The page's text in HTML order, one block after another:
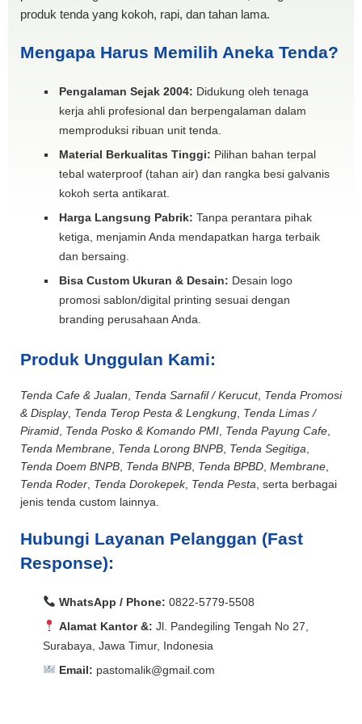
produk tenda yang kokoh, rapi, dan tahan lama.
Mengapa Harus Memilih Aneka Tenda?
Pengalaman Sejak 2004: Didukung oleh tenaga
kerja ahli profesional dan berpengalaman dalam
memproduksi ribuan unit tenda.
Material Berkualitas Tinggi: Pilihan bahan terpal
tebal waterproof (tahan air) dan rangka besi galvanis
kokoh serta antikarat.
Harga Langsung Pabrik: Tanpa perantara pihak
ketiga, menjamin Anda mendapatkan harga terbaik
dan bersaing.
Bisa Custom Ukuran & Desain: Desain logo
promosi sablon/digital printing sesuai dengan
branding perusahaan Anda.
Produk Unggulan Kami:
Tenda Cafe & Jualan Tenda Sarnafil / Kerucut, Tenda Promosi
& Display, Tenda Terop Pesta & Lengkung Tenda Limas /
Piramid Tenda Posko & Komando PMI Tenda Payung Cafe
Tenda Membrane Tenda Lorong BNPB Tenda Segitiga
Tenda Doem BNPB Tenda BNPB Tenda BPBD Membrane
Tenda Roder Tenda Dorokepek, Tenda Pesta , serta berbagai
jenis tenda custom lainnya.
Hubungi Layanan Pelanggan (Fast
Response):
WhatsApp / Phone: 0822-5779-5508
Alamat Kantor &: Jl. Pandegiling Tengah No 27,
Surabaya, Jawa Timur, Indonesia
Email: pastomalik@gmail.com